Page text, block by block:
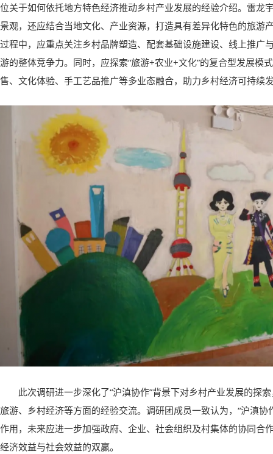
位关于如何依托地方特色经济推动乡村产业发展的经验介绍。雷龙
景观，还应结合当地文化、产业资源，打造具有差异化特色的旅游
过程中，应重点关注乡村品牌塑造、配套基础设施建设、线上推广
游的整体竞争力。同时，应探索“旅游+农业+文化”的复合型发展模
售、文化体验、手工艺品推广等多业态融合，助力乡村经济可持续
此次调研进一步深化了“沪滇协作”背景下对乡村产业发展的探
旅游、乡村经济等方面的经验交流。调研团成员一致认为，“沪滇协
作用，未来应进一步加强政府、企业、社会组织及村集体的协同合
经济效益与社会效益的双赢。